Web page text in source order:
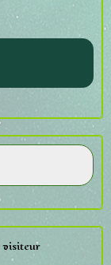
visiteur